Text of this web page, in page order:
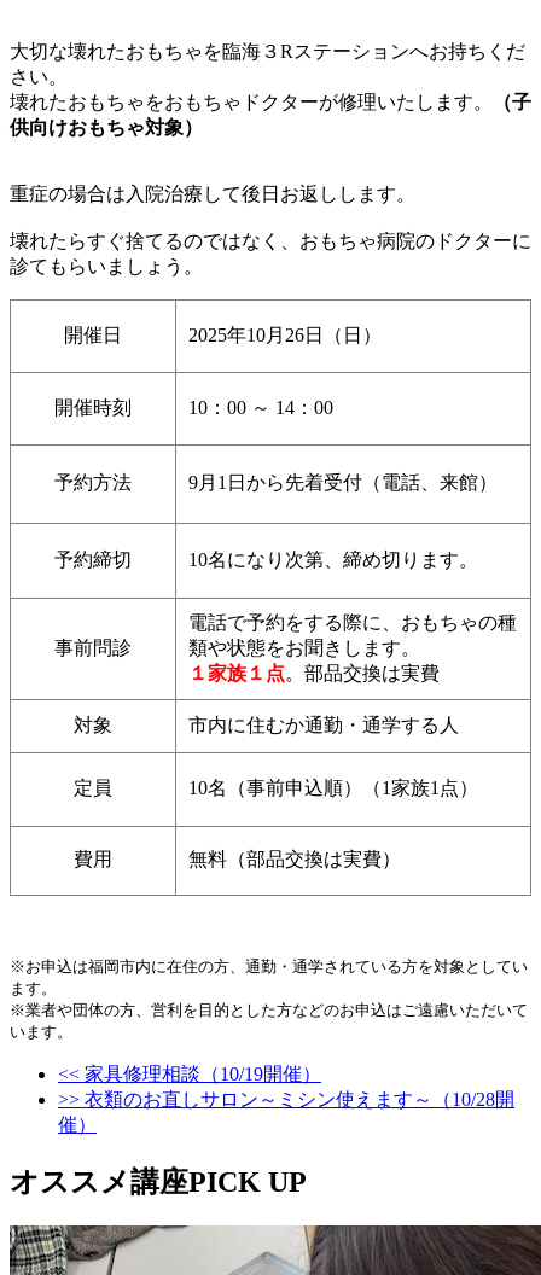
大切な壊れたおもちゃを臨海３Rステーションへお持ちくだ
さい。
壊れたおもちゃをおもちゃドクターが修理いたします。
（子
供向けおもちゃ対象）
重症の場合は入院治療して後日お返しします。
壊れたらすぐ捨てるのではなく、おもちゃ病院のドクターに
診てもらいましょう。
開催日 2025年10月26日（日）
開催時刻 10：00 ～ 14：00
予約方法 9月1日から先着受付（電話、来館）
予約締切 10名になり次第、締め切ります。
事前問診
電話で予約をする際に、おもちゃの種
類や状態をお聞きします。
１家族１点。部品交換は実費
対象 市内に住むか通勤・通学する人
定員 10名（事前申込順）（1家族1点）
費用 無料（部品交換は実費）
※お申込は福岡市内に在住の方、通勤・通学されている方を対象としてい
ます。
※業者や団体の方、営利を目的とした方などのお申込はご遠慮いただいて
<< 家具修理相談（10/19開催）
>> 衣類のお直しサロン～ミシン使えます～（10/28開
催）
オススメ講座PICK UP